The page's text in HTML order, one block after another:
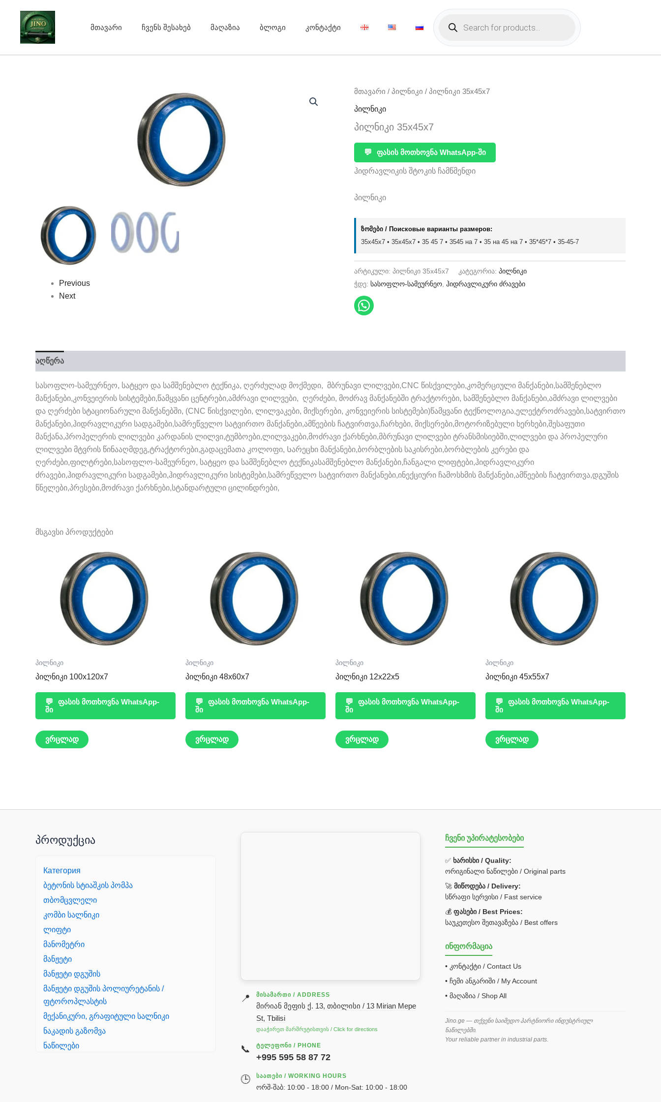
content
მთავარი ჩვენს შესახებ მაღაზია ბლოგი კონტაქტი
Products
search
Previous
Next
მთავარი / პილნიკი / პილნიკი 35x45x7
პილნიკი
პილნიკი 35x45x7
💬 ფასის მოთხოვნა WhatsApp-ში
ჰიდრავლიკის შტოკის ჩამწმენდი
პილნიკი
ზომები / Поисковые варианты размеров:
35x45x7 • 35х45х7 • 35 45 7 • 3545 на 7 • 35 на 45 на 7 • 35*45*7 • 35-45-7
არტიკული: პილნიკი 35x45x7 კატეგორია: პილნიკი
ჭდე: სასოფლო-სამეურნეო ჰიდრავლიკური ძრავები
აღწერა
სასოფლო-სამეურნეო, სატყეო და სამშენებლო ტექნიკა, ღერძულად მოქმედი, მბრუნავი ლილვები,CNC წისქვილები,კომერციული მანქანები,სამშენებლო
მანქანები,კონვეიერის სისტემები,წამყვანი ცენტრები,ამძრავი ლილვები, ღერძები, მოძრავ მანქანებში ტრაქტორები, სამშენებლო მანქანები,ამძრავი ლილვები
და ღერძები სტაციონარული მანქანებში, (CNC წისქვილები, ლილვაკები, მიქსერები, კონვეიერის სისტემები)წამყვანი ტექნოლოგია,ელექტროძრავები,სატვირთო
მანქანები,ჰიდრავლიკური სადგამები,სამრეწველო სატვირთო მანქანები,ამწეების ჩატვირთვა,ჩარხები, მიქსერები,მოტორიზებული ხერხები,შესაფუთი
მანქანა,პროპელერის ლილვები კარდანის ლილვი,ტუმბოები,ლილვაკები,მოძრავი ქარხნები,მბრუნავი ლილვები ტრანსმისიებში,ლილვები და პროპელური
ლილვები მტვრის წინააღმდეგ,ტრაქტორები,გადაცემათა კოლოფი, Სარეცხი მანქანები,ბორბლების საკისრები,ბორბლების კერები და
ღერძები,ფილტრები,სასოფლო-სამეურნეო, სატყეო და სამშენებლო ტექნიკასამშენებლო მანქანები,ჩანგალი ლიფტები,ჰიდრავლიკური
ძრავები,ჰიდრავლიკური სადგამები,ჰიდრავლიკური სისტემები,სამრეწველო სატვირთო მანქანები,ინექციური ჩამოსხმის მანქანები,ამწეების ჩატვირთვა,დგუშის
წნელები,პრესები,მოძრავი ქარხნები,სტანდარტული ცილინდრები,
მსგავსი პროდუქტები
პილნიკი
პილნიკი 100x120x7
💬
ფასის მოთხოვნა WhatsApp-
ში
ვრცლად
პილნიკი
პილნიკი 48x60x7
💬
ფასის მოთხოვნა WhatsApp-
ში
ვრცლად
პილნიკი
პილნიკი 12x22x5
💬
ფასის მოთხოვნა WhatsApp-
ში
ვრცლად
პილნიკი
პილნიკი 45x55x7
💬
ფასის მოთხოვნა WhatsApp-
ში
ვრცლად
პროდუქცია
Категория
ბეტონის სტიაშკის პომპა
თბომცვლელი
კომბი სალნიკი
ლიფტი
მანომეტრი
მანჟეტი
მანჟეტი დგუშის
მანჟეტი დგუშის პოლიურეტანის /
ფტოროპლასტის
მექანიკური, გრაფიტული სალნიკი
ნაკადის გაზომვა
ნაწილები
📍 ᲛᲘᲡᲐᲛᲐᲠᲗᲘ / ADDRESS
მირიან მეფის ქ. 13, თბილისი / 13 Mirian Mepe
St, Tbilisi
დააჭირეთ მარშრუტისთვის / Click for directions
📞 ᲢᲔᲚᲔᲤᲝᲜᲘ / PHONE
+995 595 58 87 72
🕒 ᲡᲐᲐᲗᲔᲑᲘ / WORKING HOURS
ორშ-შაბ: 10:00 - 18:00 / Mon-Sat: 10:00 - 18:00
ჩვენი უპირატესობები
✅ ხარისხი / Quality:
ორიგინალი ნაწილები / Original parts
🚀მიწოდება / Delivery:
სწრაფი სერვისი / Fast service
💰ფასები / Best Prices:
საუკეთესო შეთავაზება / Best offers
ინფორმაცია
• კონტაქტი / Contact Us
• ჩემი ანგარიში / My Account
• მაღაზია / Shop All
Jino.ge — თქვენი საიმედო პარტნიორი ინდუსტრიულ
ნაწილებში.
Your reliable partner in industrial parts.